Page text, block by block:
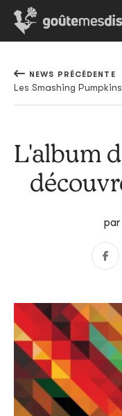
NEWS PRÉCÉDENTE
L'album
par